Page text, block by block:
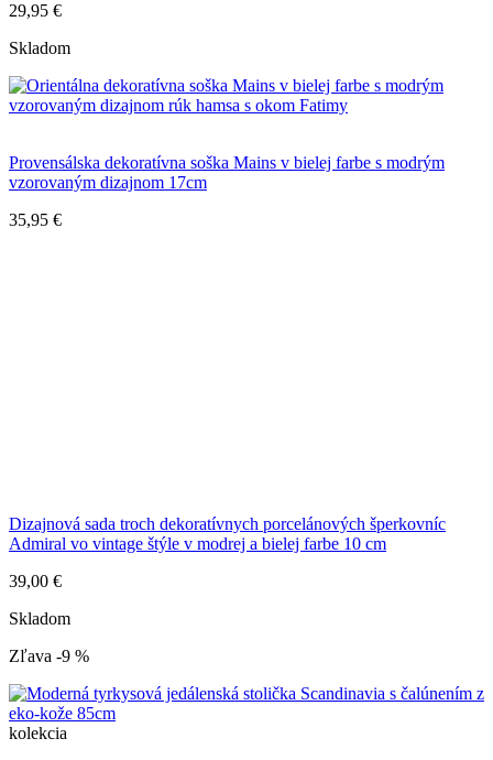
29,95 €
Skladom
Provensálska dekoratívna soška Mains v bielej farbe s modrým
vzorovaným dizajnom 17cm
35,95 €
Dizajnová sada troch dekoratívnych porcelánových šperkovníc
Admiral vo vintage štýle v modrej a bielej farbe 10 cm
39,00 €
Skladom
Zľava -9 %
kolekcia